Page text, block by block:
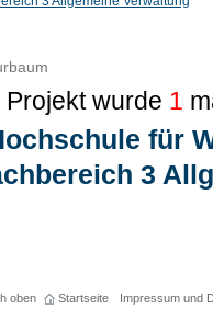
Projekt wurde 1
für
3
oben Startseite Impressum und